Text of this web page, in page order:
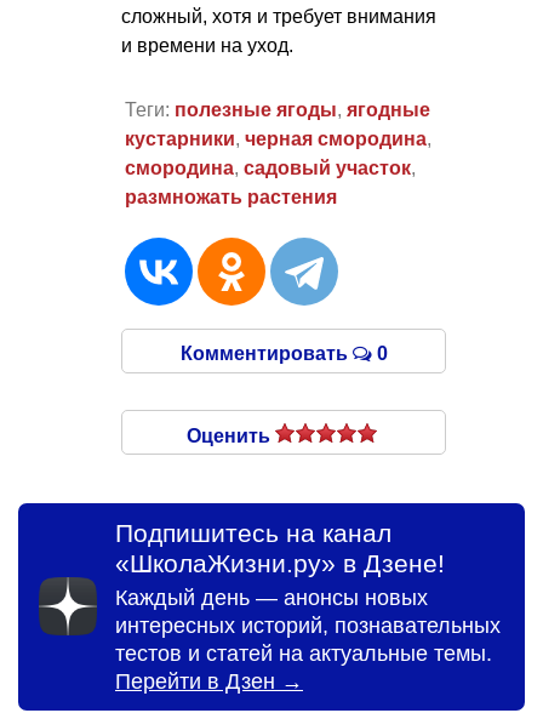
сложный, хотя и требует внимания
и времени на уход.
Теги: полезные ягоды, ягодные
кустарники, черная смородина,
смородина, садовый участок,
размножать растения
Комментировать 0
Оценить
Подпишитесь на канал
«ШколаЖизни.ру» в Дзене!
Каждый день — анонсы новых
интересных историй, познавательных
тестов и статей на актуальные темы.
Перейти в Дзен →